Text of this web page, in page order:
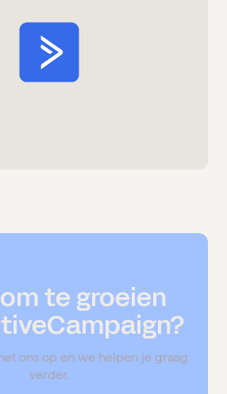
te groeien
ons op en we helpen je graag
verder.